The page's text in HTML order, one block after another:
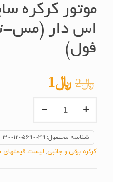
اس دار (مس-
فول)
﷼2 قیمت
اصلی
﷼1
ساید۸۰۰
یو
شناسه محصول: 3001205690049
کرکره برقی و جانبی, لیست